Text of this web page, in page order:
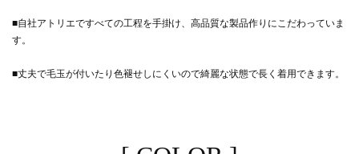
■自社アトリエですべての工程を手掛け、高品質な製品作りにこだわっていま
す。
■丈夫で毛玉が付いたり色褪せしにくいので綺麗な状態で長く着用できます。